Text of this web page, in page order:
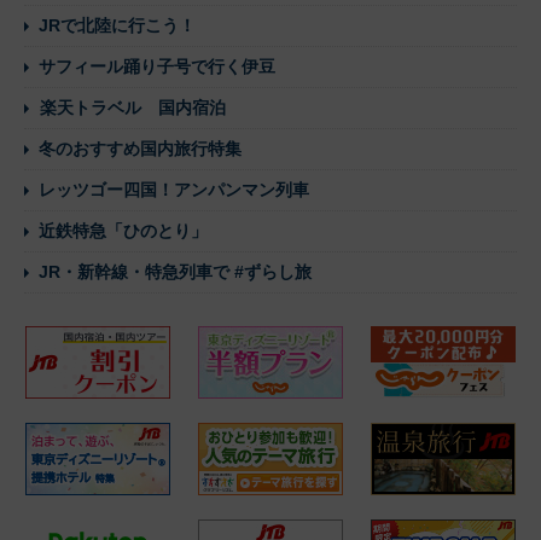
JRで北陸に行こう！
サフィール踊り子号で行く伊豆
楽天トラベル 国内宿泊
冬のおすすめ国内旅行特集
レッツゴー四国！アンパンマン列車
近鉄特急「ひのとり」
JR・新幹線・特急列車で #ずらし旅